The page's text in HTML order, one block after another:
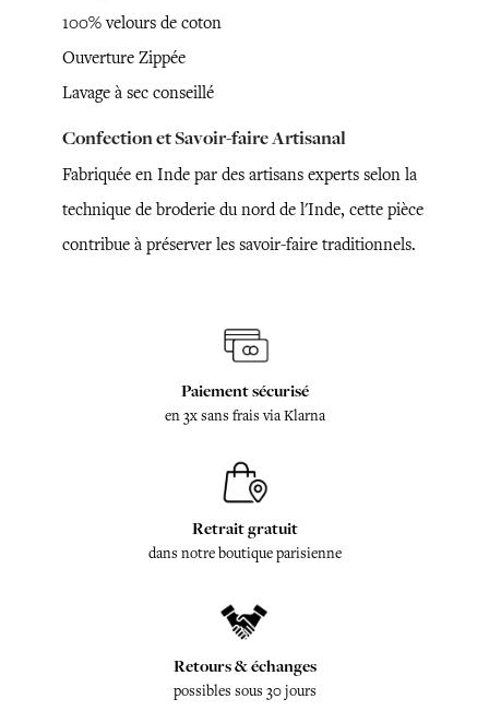
100% velours de coton
Ouverture Zippée
Lavage à sec conseillé
Confection et Savoir-faire Artisanal
Fabriquée en Inde par des artisans experts selon la
technique de broderie du nord de l'Inde, cette pièce
contribue à préserver les savoir-faire traditionnels.
Paiement sécurisé
en 3x sans frais via Klarna
Retrait gratuit
dans notre boutique parisienne
Retours & échanges
possibles sous 30 jours